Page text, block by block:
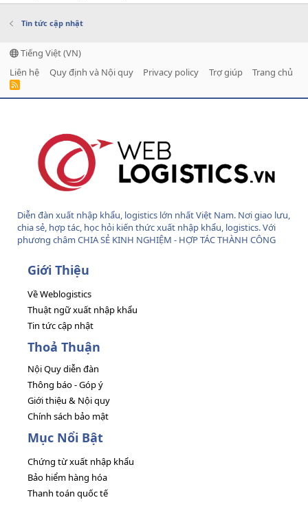
Tin tức cập nhật
Tiếng Việt (VN)
Liên hệ
Quy định và Nội quy Privacy policy Trợ giúp Trang chủ
R
Diễn đàn xuất nhập khẩu, logistics lớn nhất Việt Nam. Nơi giao lưu,
chia sẻ, hợp tác, học hỏi kiến thức xuất nhập khẩu, logistics. Với
phương châm CHIA SẺ KINH NGHIỆM - HỢP TÁC THÀNH CÔNG
Giới Thiệu
Về Weblogistics
Thuật ngữ xuất nhập khẩu
Tin tức cập nhật
Thoả Thuận
Nội Quy diễn đàn
Thông báo - Góp ý
Giới thiệu & Nội quy
Chính sách bảo mật
Mục Nổi Bật
Chứng từ xuất nhập khẩu
Bảo hiểm hàng hóa
Thanh toán quốc tế